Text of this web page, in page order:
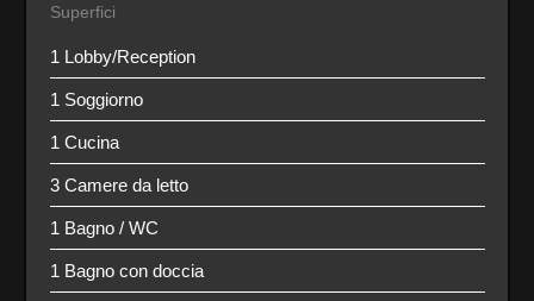
Superfici
1 Lobby/Reception
1 Soggiorno
1 Cucina
3 Camere da letto
1 Bagno / WC
1 Bagno con doccia